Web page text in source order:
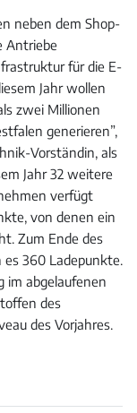
neben dem Shop-
Antriebe
für die E-
Jahr wollen
zwei Millionen
generieren”,
Vorständin, als
Jahr 32 weitere
verfügt
von denen ein
Zum Ende des
es 360 Ladepunkte.
im abgelaufenen
des
des Vorjahres.